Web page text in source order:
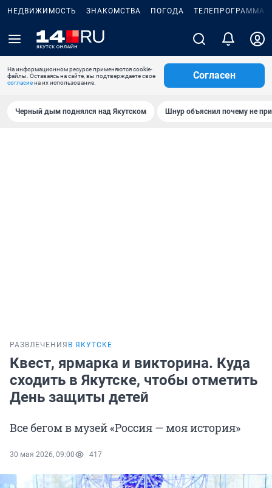
НЕДВИЖИМОСТЬ ЗНАКОМСТВА ПОГОДА ТЕЛЕПРОГРАММА
На информационном ресурсе применяются cookie-
файлы. Оставаясь на сайте, вы подтверждаете свое
согласиена их использование.
Согласен
Черный дым поднялся над Якутском Шнур объяснил почему не
РАЗВЛЕЧЕНИЯ В ЯКУТСКЕ
Квест, ярмарка и викторина. Куда
сходить в Якутске, чтобы отметить
День защиты детей
Все бегом в музей «Россия — моя история»
30 мая 2026, 09:00 417